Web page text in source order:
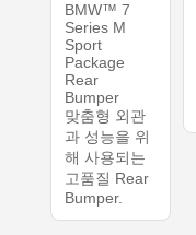
BMW™ 7
Series M
Sport
Package
Rear
Bumper
맞춤형 외관
과 성능을 위
해 사용되는
고품질 Rear
Bumper.